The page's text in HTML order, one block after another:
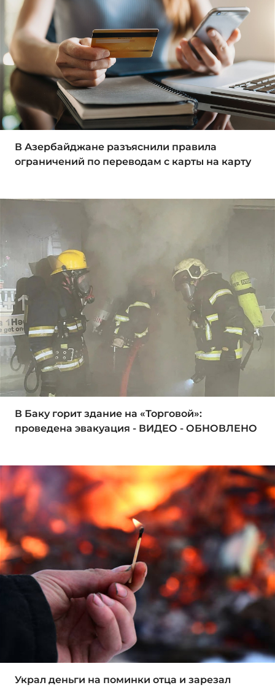
В Азербайджане разъяснили правила
ограничений по переводам с карты на карту
В Баку горит здание на «Торговой»:
проведена эвакуация - ВИДЕО - ОБНОВЛЕНО
Украл деньги на поминки отца и зарезал